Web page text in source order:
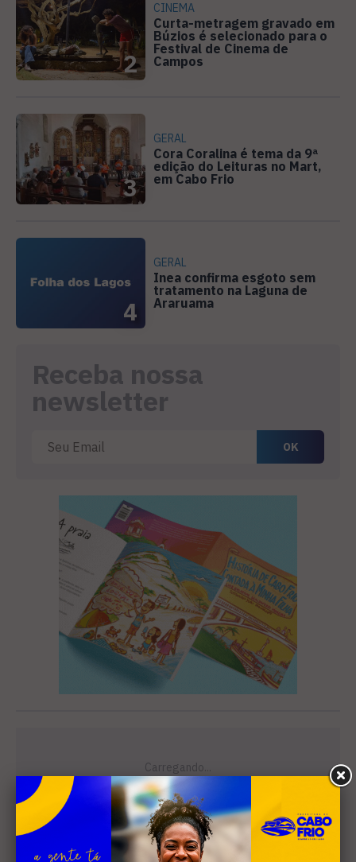
2
CINEMA
Curta-metragem gravado em
Búzios é selecionado para o
Festival de Cinema de
Campos
3
GERAL
Cora Coralina é tema da 9ª
edição do Leituras no Mart,
em Cabo Frio
4
GERAL
Inea confirma esgoto sem
tratamento na Laguna de
Araruama
Receba nossa
newsletter
Leia Também